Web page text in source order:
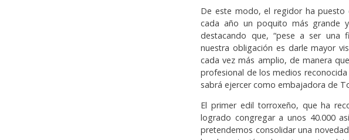
De este modo, el regidor ha puesto
cada año un poquito más grande
destacando que, “pese a ser una
nuestra obligación es darle mayor
cada vez más amplio, de manera
profesional de los medios
sabrá ejercer como embajadora de
El primer edil torroxeño, que ha
logrado congregar a unos 40.000
pretendemos consolidar una